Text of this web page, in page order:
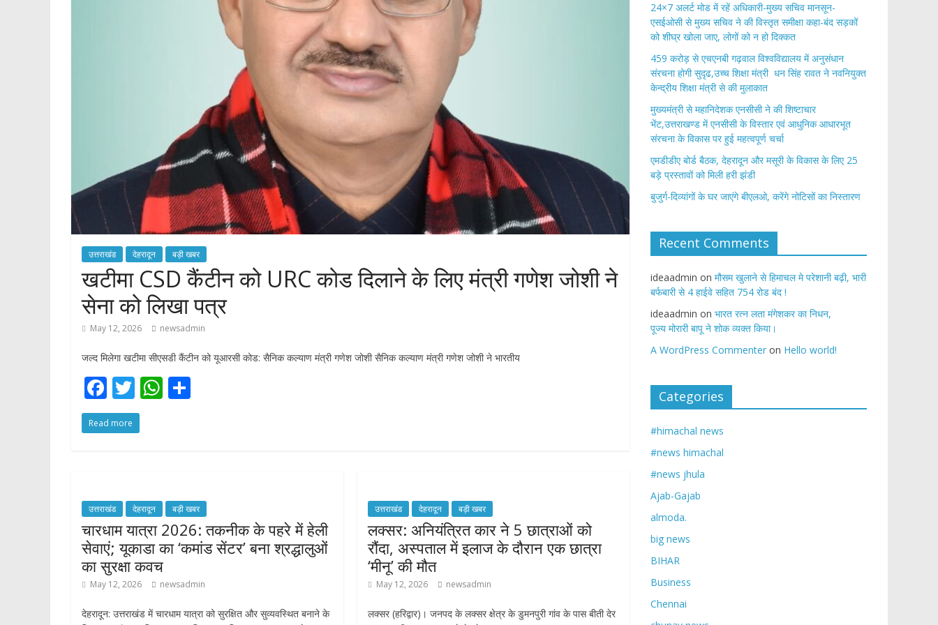
उत्तराखंड देहरादून बड़ी खबर
खटीमा CSD कैंटीन को URC कोड दिलाने के लिए मंत्री गणेश जोशी ने
सेना को लिखा पत्र
May 12, 2026 newsadmin
जल्द मिलेगा खटीमा सीएसडी कैंटीन को यूआरसी कोड: सैनिक कल्याण मंत्री गणेश जोशी सैनिक कल्याण मंत्री गणेश जोशी ने भारतीय
F
ac
e
o
k
T
w
itt
W
p
p
Read more
उत्तराखंड देहरादून बड़ी खबर
चारधाम यात्रा 2026: तकनीक के पहरे में हेली
सेवाएं; यूकाडा का ‘कमांड सेंटर’ बना श्रद्धालुओं
का सुरक्षा कवच
May 12, 2026 newsadmin
देहरादून: उत्तराखंड में चारधाम यात्रा को सुरक्षित और सुव्यवस्थित बनाने के
उत्तराखंड देहरादून बड़ी खबर
लक्सर: अनियंत्रित कार ने 5 छात्राओं को
रौंदा, अस्पताल में इलाज के दौरान एक छात्रा
‘मीनू’ की मौत
May 12, 2026 newsadmin
लक्सर (हरिद्वार)। जनपद के लक्सर क्षेत्र के डुमनपुरी गांव के पास बीती देर
24×7 अलर्ट मोड में रहें अधिकारी-मुख्य सचिव मानसून-
एसईओसी से मुख्य सचिव ने की विस्तृत समीक्षा कहा-बंद सड़कों
को शीघ्र खोला जाए, लोगों को न हो दिक्कत
459 करोड़ से एचएनबी गढ़वाल विश्वविद्यालय में अनुसंधान
संरचना होगी सुदृढ,उच्च शिक्षा मंत्री धन सिंह रावत ने नवनियुक्त
केन्द्रीय शिक्षा मंत्री से की मुलाकात
मुख्यमंत्री से महानिदेशक एनसीसी ने की शिष्टाचार
भेंट,उत्तराखण्ड में एनसीसी के विस्तार एवं आधुनिक आधारभूत
संरचना के विकास पर हुई महत्वपूर्ण चर्चा
एमडीडीए बोर्ड बैठक, देहरादून और मसूरी के विकास के लिए 25
बड़े प्रस्तावों को मिली हरी झंडी
बुजुर्ग-दिव्यांगों के घर जाएंगे बीएलओ, करेंगे नोटिसों का निस्तारण
Recent Comments
ideaadmin on मौसम खुलाने से हिमाचल मे परेशानी बढ़ी, भारी
बर्फबारी से 4 हाईवे सहित 754 रोड बंद !
ideaadmin on भारत रत्न लता मंगेशकर का निधन,
पूज्य मोरारी बापू ने शोक व्यक्त किया।
A WordPress Commenter on Hello world!
Categories
#himachal news
#news himachal
#news jhula
Ajab-Gajab
almoda.
big news
BIHAR
Business
Chennai